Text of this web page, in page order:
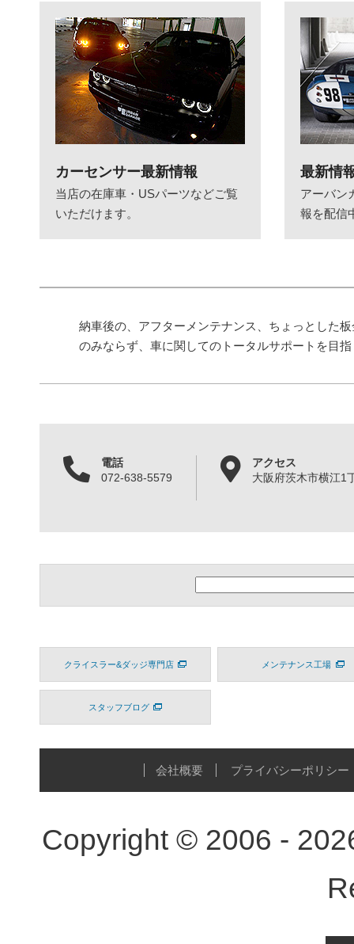
カーセンサー最新情報
当店の在庫車・USパーツなどご覧
いただけます。
最新情
アーバン
報を配信
納車後の、アフターメンテナンス、ちょっとした
のみならず、車に関してのトータルサポートを目
電話
072-638-5579
アクセス
大阪府茨木市横江1
クライスラー&ダッジ専門店 メンテナンス工場
スタッフブログ
会社概要 プライバシーポリシー
Copyright © 2006 -